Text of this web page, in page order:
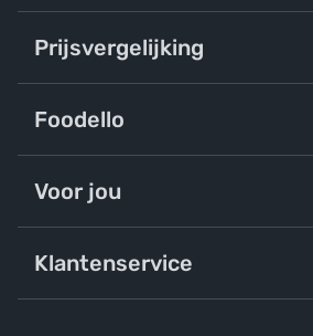
Prijsvergelijking
Foodello
Voor jou
Klantenservice